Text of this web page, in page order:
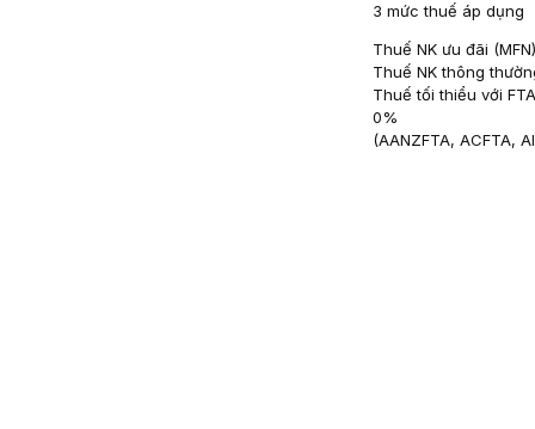
3 mức thuế áp dụng
Thuế NK ưu đãi (MFN)
Thuế NK thông
Thuế tối thiểu với
0%
(AANZFTA, ACFTA,